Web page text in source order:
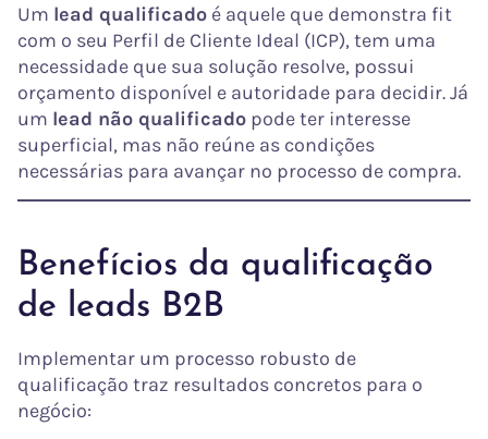
Um lead qualificado é aquele que demonstra fit
com o seu Perfil de Cliente Ideal (ICP), tem uma
necessidade que sua solução resolve, possui
orçamento disponível e autoridade para decidir. Já
um lead não qualificado pode ter interesse
superficial, mas não reúne as condições
necessárias para avançar no processo de compra.
Benefícios da qualificação
de leads B2B
Implementar um processo robusto de
qualificação traz resultados concretos para o
negócio: